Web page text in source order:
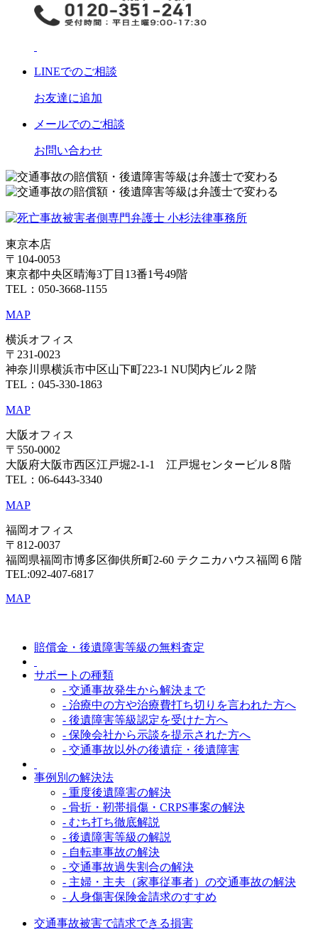
LINEでのご相談
お友達に追加
メールでのご相談
お問い合わせ
東京本店
〒104-0053
東京都中央区晴海3丁目13番1号49階
TEL：050-3668-1155
MAP
横浜オフィス
〒231-0023
神奈川県横浜市中区山下町223-1 NU関内ビル２階
TEL：045-330-1863
MAP
大阪オフィス
〒550-0002
大阪府大阪市西区江戸堀2-1-1 江戸堀センタービル８階
TEL：06-6443-3340
MAP
福岡オフィス
〒812-0037
福岡県福岡市博多区御供所町2-60 テクニカハウス福岡６階
TEL:092-407-6817
MAP
賠償金・後遺障害等級の無料査定
サポートの種類
- 交通事故発生から解決まで
- 治療中の方や治療費打ち切りを言われた方へ
- 後遺障害等級認定を受けた方へ
- 保険会社から示談を提示された方へ
- 交通事故以外の後遺症・後遺障害
事例別の解決法
- 重度後遺障害の解決
- 骨折・靭帯損傷・CRPS事案の解決
- むち打ち徹底解説
- 後遺障害等級の解説
- 自転車事故の解決
- 交通事故過失割合の解決
- 主婦・主夫（家事従事者）の交通事故の解決
- 人身傷害保険金請求のすすめ
交通事故被害で請求できる損害